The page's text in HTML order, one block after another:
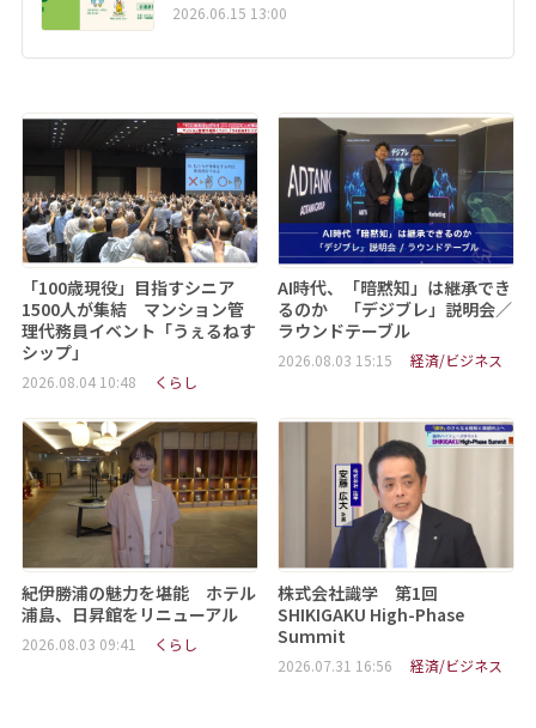
2026.06.15 13:00
「100歳現役」目指すシニア
1500人が集結 マンション管
理代務員イベント「うぇるねす
シップ」
2026.08.04 10:48 くらし
AI時代、「暗黙知」は継承でき
るのか 「デジブレ」説明会／
ラウンドテーブル
2026.08.03 15:15 経済/ビジネス
紀伊勝浦の魅力を堪能 ホテル
浦島、日昇館をリニューアル
2026.08.03 09:41 くらし
株式会社識学 第1回
SHIKIGAKU High-Phase
Summit
2026.07.31 16:56 経済/ビジネス